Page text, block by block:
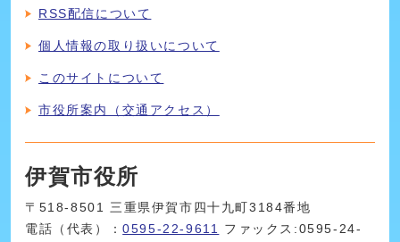
RSS配信について
個人情報の取り扱いについて
このサイトについて
市役所案内（交通アクセス）
伊賀市役所
〒518-8501 三重県伊賀市四十九町3184番地
電話（代表）：0595-22-9611
ファックス:0595-24-